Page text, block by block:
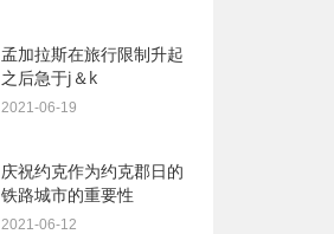
孟加拉斯在旅行限制升起
之后急于j＆k
2021-06-19
庆祝约克作为约克郡日的
铁路城市的重要性
2021-06-12